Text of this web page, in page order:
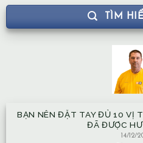
TÌM
BẠN NÊN ĐẶT TAY ĐỦ 10 VỊ
ĐÃ ĐƯỢC
14/12/